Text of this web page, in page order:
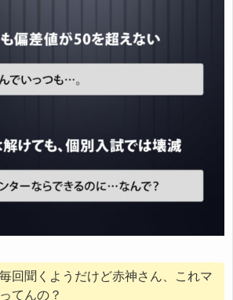
回聞くようだけど赤神さん、これマ
てんの？